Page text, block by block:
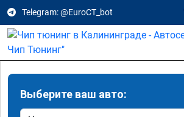
Telegram: @EuroCT_bot
Выберите ваш авто: